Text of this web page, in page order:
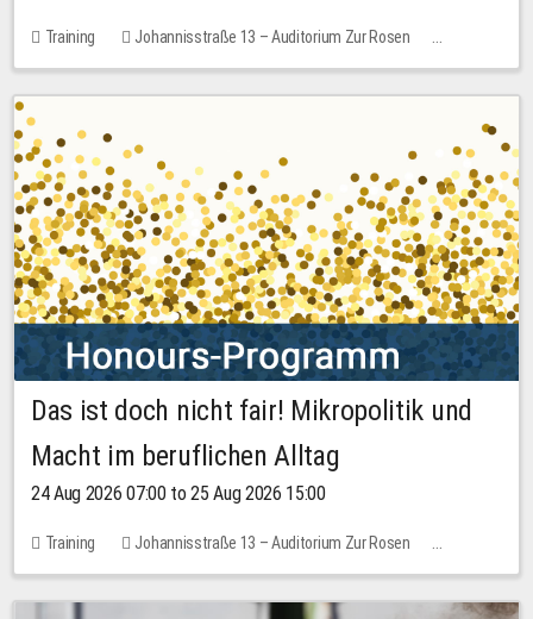
Training
Johannisstraße 13 – Auditorium Zur Rosen
1 place
30.00 EUR
Das ist doch nicht fair! Mikropolitik und
Macht im beruflichen Alltag
24 Aug 2026 07:00 to 25 Aug 2026 15:00
Training
Johannisstraße 13 – Auditorium Zur Rosen
No free places